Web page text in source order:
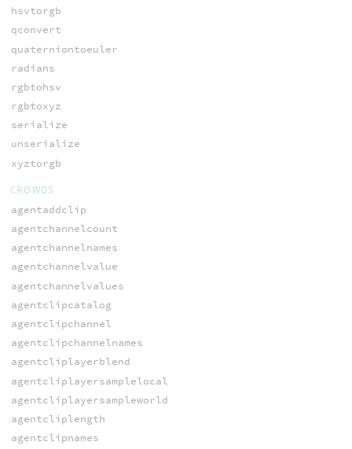
hsvtorgb
qconvert
quaterniontoeuler
radians
rgbtohsv
rgbtoxyz
serialize
unserialize
xyztorgb
CROWDS
agentaddclip
agentchannelcount
agentchannelnames
agentchannelvalue
agentchannelvalues
agentclipcatalog
agentclipchannel
agentclipchannelnames
agentcliplayerblend
agentcliplayersamplelocal
agentcliplayersampleworld
agentcliplength
agentclipnames